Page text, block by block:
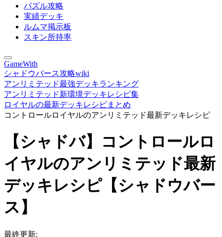
パズル攻略
実績デッキ
ルムマ掲示板
スキン所持率
GameWith
シャドウバース攻略wiki
アンリミテッド最強デッキランキング
アンリミテッド新環境デッキレシピ集
ロイヤルの最新デッキレシピまとめ
コントロールロイヤルのアンリミテッド最新デッキレシピ
【シャドバ】コントロールロ
イヤルのアンリミテッド最新
デッキレシピ【シャドウバー
ス】
最終更新: